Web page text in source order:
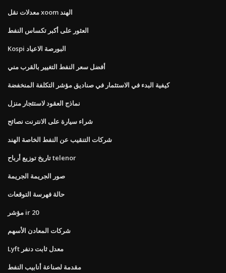
معدلات نقل xoom الهند
العثور على أكبر تكساس النفط
Kospi البورصة الاعياد
أفضل سعر النفط التغيير بالقرب مني
كيفية البدء في الاستثمار في صناديق مؤشر التكلفة المنخفضة
نماذج العقود لاستئجار منزل
شراء سيارة على الانترنت نصائح
شركات التنقيب عن النفط الخاصة الهند
تاريخ توزيع أرباح telenor
صور الجريمة الجريمة
حالة فهرسة التوقعات
مؤشر ir 20
شركات المعادن الأسهم
Lyft معدل ثابت دنفر
مقدمة لصناعة أنابيب النفط